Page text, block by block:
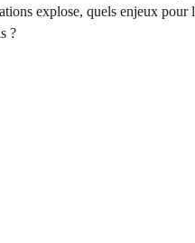
explose, quels enjeux pour
?